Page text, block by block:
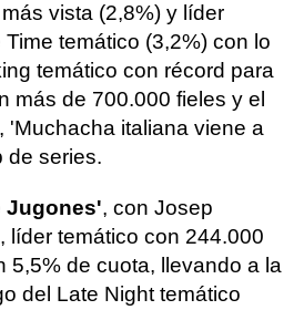
vista (2,8%) y líder
temático (3,2%) con lo
temático con récord para
más de 700.000 fieles y el
'Muchacha italiana viene a
de series.
Jugones', con Josep
líder temático con 244.000
5,5% de cuota, llevando a la
del Late Night temático